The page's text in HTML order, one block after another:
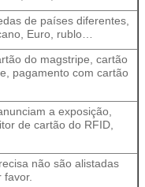
de países diferentes,
Euro, rublo…
do magstripe, cartão
pagamento com cartão
a exposição,
de cartão do RFID,
não são alistadas